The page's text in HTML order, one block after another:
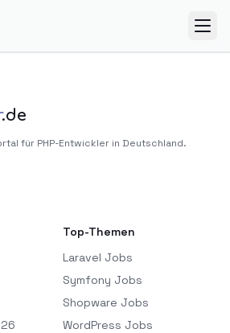
.de
für PHP-Entwickler in Deutschland.
Top-Themen
Laravel Jobs
Symfony Jobs
Shopware Jobs
WordPress Jobs